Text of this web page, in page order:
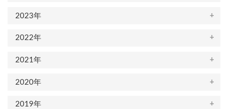
2023年
2022年
2021年
2020年
2019年